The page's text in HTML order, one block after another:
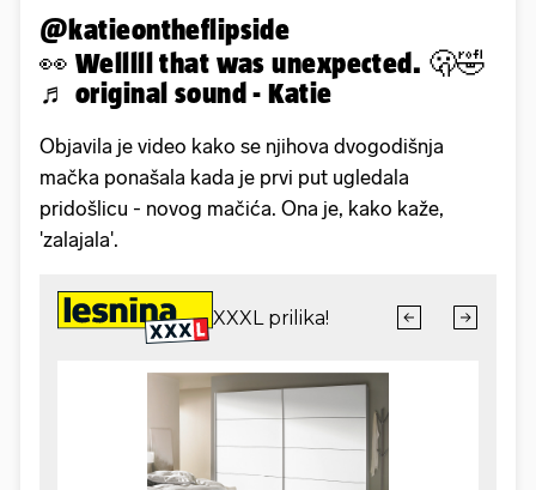
@katieontheflipside
👀 Welllll that was unexpected. 🫢🤣
♬ original sound - Katie
Objavila je video kako se njihova dvogodišnja
mačka ponašala kada je prvi put ugledala
pridošlicu - novog mačića. Ona je, kako kaže,
'zalajala'.